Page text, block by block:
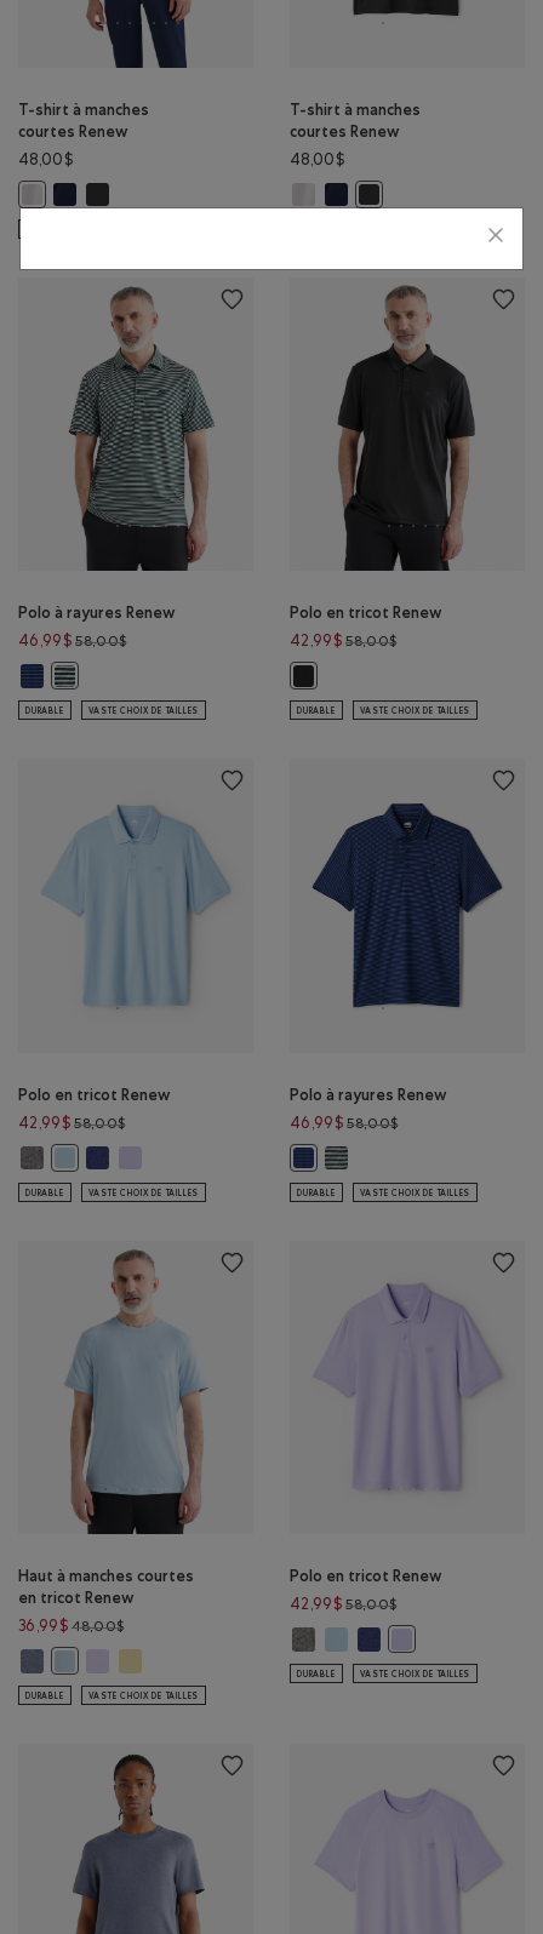
T-shirt à manches
courtes Renew
48,00$
T-shirt à manches courtes Renew: BLAZER BLEU MARINE Couleur
T-shirt à manches courtes Renew: NOIR Couleur
T-shirt à manches
courtes Renew
48,00$
T-shirt à manches courtes Renew:
T-shirt à manches courtes
Polo à rayures Renew
46,99$ 58,00$Prix réduit de 58,00$ à 46,99$
Polo à rayures Renew: RAYURE BLEU MOUSSON Couleur
Polo à rayures Renew: RAYURE VERTE Couleur
DURABLE VASTE CHOIX DE TAILLES
Polo en tricot Renew
42,99$ 58,00$Prix réduit de
DURABLE VASTE CHOIX DE TAILLES
Polo en tricot Renew
42,99$ 58,00$Prix réduit de 58,00$ à 42,99$
Polo en tricot Renew : SEL ET POIVRE Couleur
Polo en tricot Renew : BLEU CIEL POIVRÉ Couleur
Polo en tricot Renew : ENCRE INDIGO POIVRÉE Couleur
Polo en tricot Renew : LAVANDE POIVRÉE Couleur
DURABLE VASTE CHOIX DE TAILLES
Polo à rayures Renew
46,99$ 58,00$Prix réduit de
Polo à rayures Renew: RAYURE
Polo à rayures Renew:
DURABLE VASTE CHOIX DE TAILLES
Haut à manches courtes
en tricot Renew
36,99$ 48,00$Prix réduit de 48,00$ à 36,99$
DURABLE VASTE CHOIX DE TAILLES
Polo en tricot Renew
42,99$ 58,00$Prix réduit de
Polo en tricot Renew : SEL ET
DURABLE VASTE CHOIX DE TAILLES